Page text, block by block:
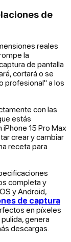
de
reales
la
de pantalla
cortará o se
profesional" a los
con las
estás
15 Pro Max
crear y cambiar
receta para
completa y
y Android,
de captura
en píxeles
genera
descargas.